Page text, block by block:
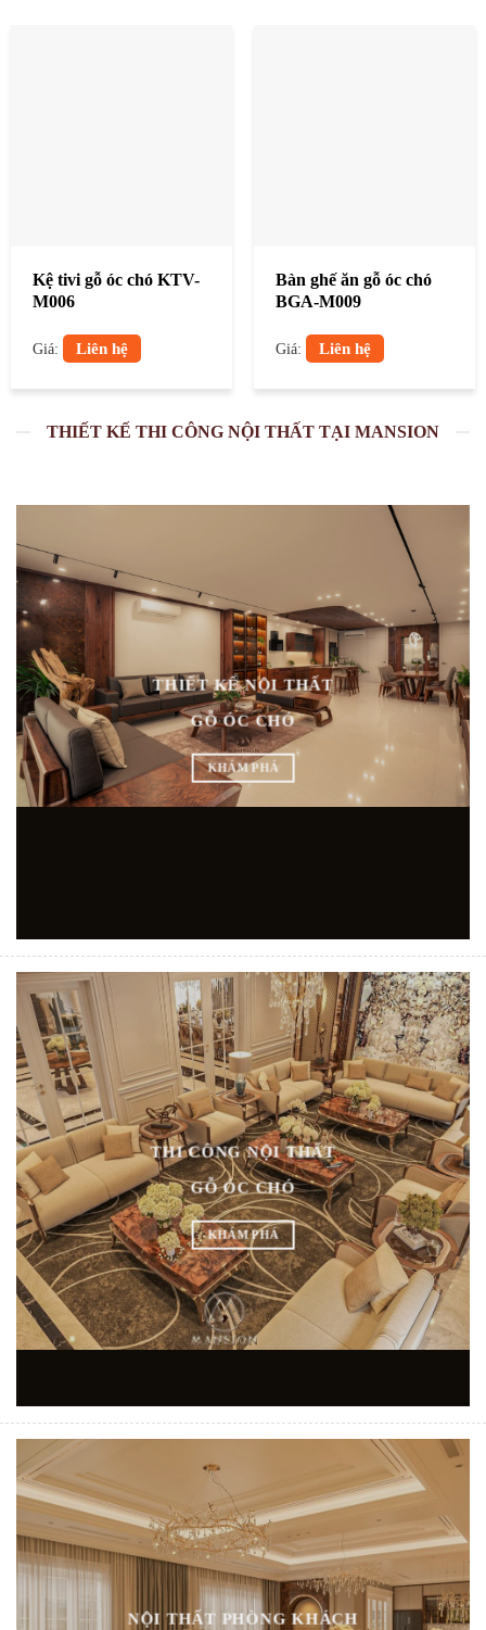
Kệ tivi gỗ óc chó KTV-
M006
Giá: Liên hệ
Bàn ghế ăn gỗ óc chó
BGA-M009
Giá: Liên hệ
THIẾT KẾ THI CÔNG NỘI THẤT TẠI MANSION
THIẾT KẾ NỘI THẤT
GỖ ÓC CHÓ
KHÁM PHÁ
THI CÔNG NỘI THẤT
GỖ ÓC CHÓ
KHÁM PHÁ
NỘI THẤT PHÒNG KHÁCH